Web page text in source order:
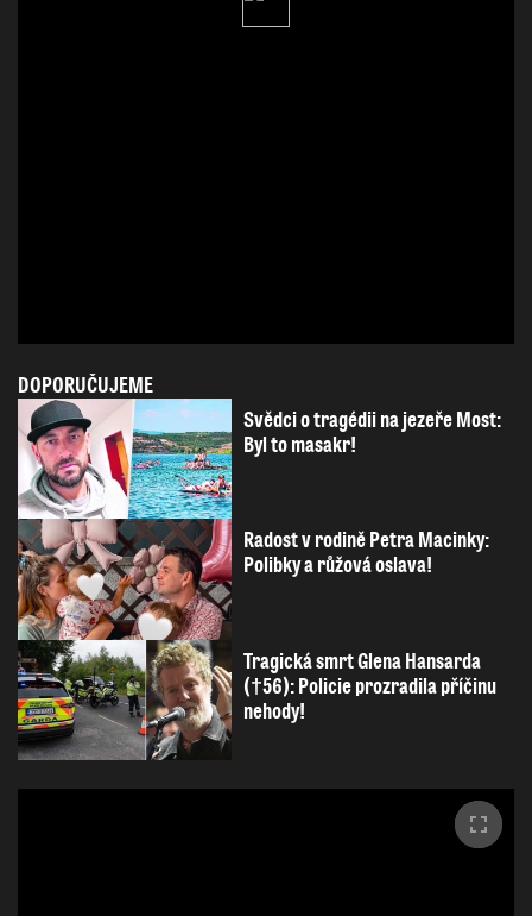
DOPORUČUJEME
Svědci o tragédii na jezeře Most:
Byl to masakr!
Radost v rodině Petra Macinky:
Polibky a růžová oslava!
Tragická smrt Glena Hansarda
(†56): Policie prozradila příčinu
nehody!